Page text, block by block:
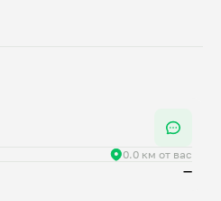
ганаш «кофе-боб тонка»:
«ягодный ганаш»: ярко,
(2-2) и еще 4
0.0 км от вас
—